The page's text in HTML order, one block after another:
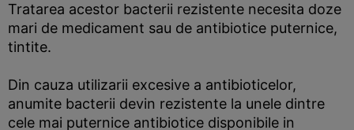
Tratarea acestor bacterii rezistente necesita doze
mari de medicament sau de antibiotice puternice,
tintite.
Din cauza utilizarii excesive a antibioticelor,
anumite bacterii devin rezistente la unele dintre
cele mai puternice antibiotice disponibile in